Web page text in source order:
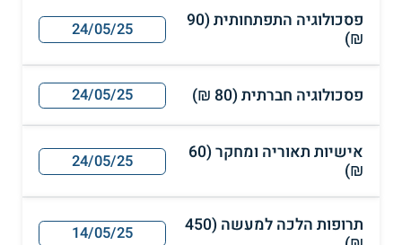
פסכולוגיה התפתחותית (90
₪)
24/05/25
פסכולוגיה חברתית (80 ₪) 24/05/25
אישיות תאוריה ומחקר (60
₪)
24/05/25
תרופות הלכה למעשה (450
14/05/25